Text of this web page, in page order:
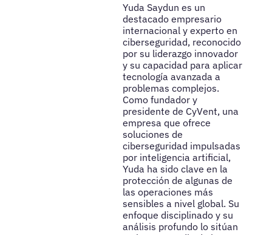
Yuda Saydun es un
destacado empresario
internacional y experto en
ciberseguridad, reconocido
por su liderazgo innovador
y su capacidad para aplicar
tecnología avanzada a
problemas complejos.
Como fundador y
presidente de CyVent, una
empresa que ofrece
soluciones de
ciberseguridad impulsadas
por inteligencia artificial,
Yuda ha sido clave en la
protección de algunas de
las operaciones más
sensibles a nivel global. Su
enfoque disciplinado y su
análisis profundo lo sitúan